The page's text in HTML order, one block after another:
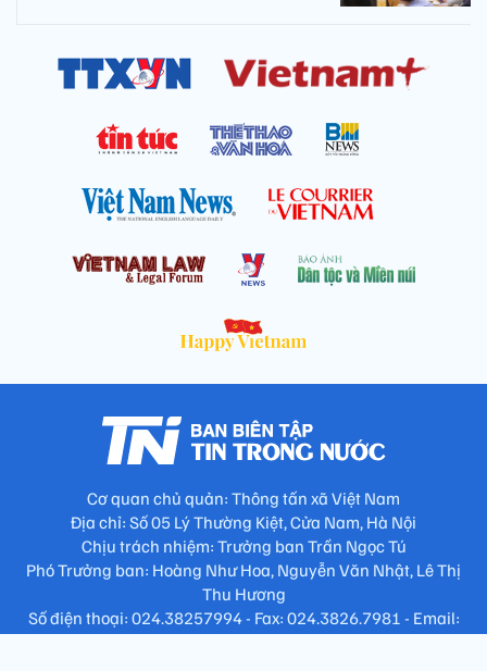
Cơ quan chủ quản: Thông tấn xã Việt Nam
Địa chỉ: Số 05 Lý Thường Kiệt, Cửa Nam, Hà Nội
Chịu trách nhiệm: Trưởng ban Trần Ngọc Tú
Phó Trưởng ban: Hoàng Như Hoa, Nguyễn Văn Nhật, Lê Thị
Thu Hương
Số điện thoại: 024.38257994 - Fax: 024.3826.7981 - Email: